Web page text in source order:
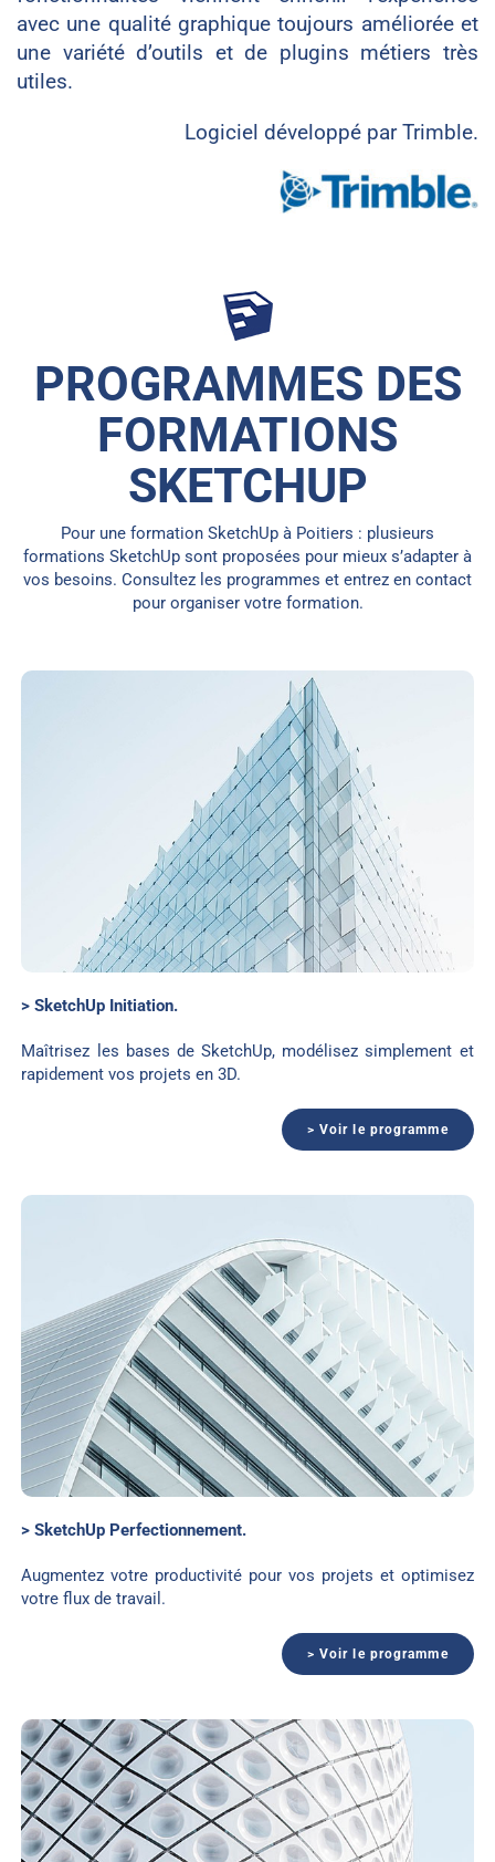
avec une qualité graphique toujours améliorée et
une variété d’outils et de plugins métiers très
utiles.
Logiciel développé par Trimble.
PROGRAMMES DES
FORMATIONS
SKETCHUP
Pour une formation SketchUp à Poitiers : plusieurs
formations SketchUp sont proposées pour mieux s’adapter à
vos besoins. Consultez les programmes et entrez en contact
pour organiser votre formation.
> SketchUp Initiation.
Maîtrisez les bases de SketchUp, modélisez simplement et
rapidement vos projets en 3D.
> Voir le programme
> SketchUp Perfectionnement.
Augmentez votre productivité pour vos projets et optimisez
votre flux de travail.
> Voir le programme